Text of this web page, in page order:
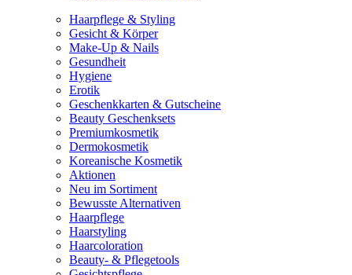
Haarpflege & Styling
Gesicht & Körper
Make-Up & Nails
Gesundheit
Hygiene
Erotik
Geschenkkarten & Gutscheine
Beauty Geschenksets
Premiumkosmetik
Dermokosmetik
Koreanische Kosmetik
Aktionen
Neu im Sortiment
Bewusste Alternativen
Haarpflege
Haarstyling
Haarcoloration
Beauty- & Pflegetools